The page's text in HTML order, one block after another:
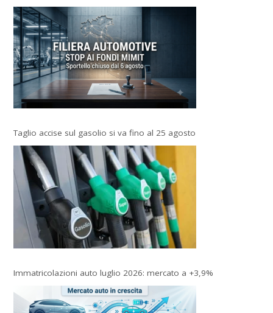
Taglio accise sul gasolio si va fino al 25 agosto
Immatricolazioni auto luglio 2026: mercato a +3,9%